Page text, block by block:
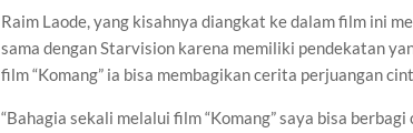
Raim Laode, yang kisahnya diangkat ke dalam film ini
sama dengan Starvision karena memiliki pendekatan
film “Komang” ia bisa membagikan cerita perjuangan
“Bahagia sekali melalui film “Komang” saya bisa